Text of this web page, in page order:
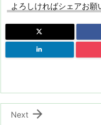
よろしければシェアお願

Next